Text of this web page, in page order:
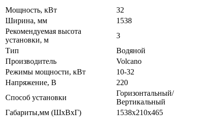
Мощность, кВт
32
Ширина, мм
1538
Рекомендуемая высота
установки, м
3
Тип
Водяной
Производитель
Volcano
Режимы мощности, кВт
10-32
Напряжение, В
220
Способ установки
Горизонтальный/
Вертикальный
Габариты,мм (ШхВхГ)
1538x210x465